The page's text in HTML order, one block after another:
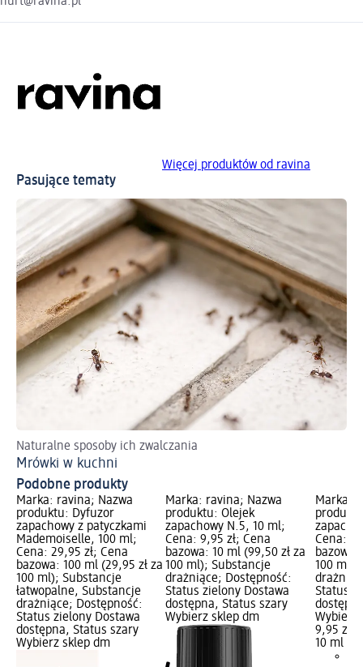
Więcej produktów od ravina
Pasujące tematy
Naturalne sposoby ich zwalczania
Mrówki w kuchni
Podobne produkty
Marka: ravina; Nazwa
produktu: Dyfuzor
zapachowy z patyczkami
Mademoiselle, 100 ml;
Cena: 29,95 zł; Cena
bazowa: 100 ml (29,95 zł za
100 ml); Substancje
łatwopalne, Substancje
drażniące; Dostępność:
Status zielony Dostawa
dostępna, Status szary
Wybierz sklep dm
Marka: ravina; Nazwa
produktu: Olejek
zapachowy N.5, 10 ml;
Cena: 9,95 zł; Cena
bazowa: 10 ml (99,50 zł za
100 ml); Substancje
drażniące; Dostępność:
Status zielony Dostawa
dostępna, Status szary
Wybierz sklep dm
Marka:
Cena:
bazowa:
100 ml);
Status
Wybierz
9,95 zł
10 ml